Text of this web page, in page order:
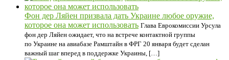
Фон дер Ляйен призвала дать Украине любое оружие,
которое она может использовать Глава Еврокомиссии Урсула
фон дер Ляйен ожидает, что на встрече контактной группы
по Украине на авиабазе Рамштайн в ФРГ 20 января будет сделан
важный шаг вперед в поддержке Украины, […]